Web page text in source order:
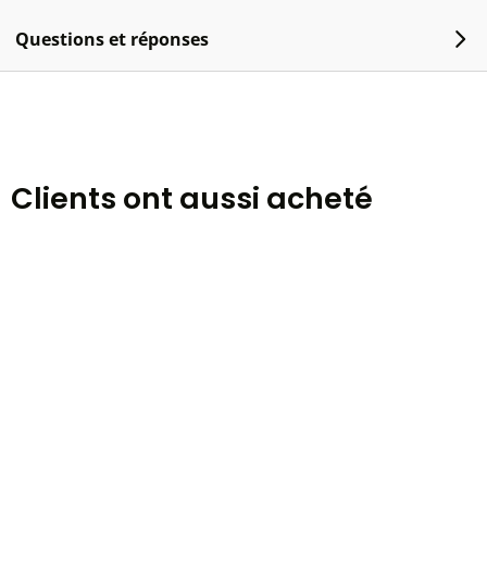
Questions et réponses
Clients ont aussi acheté